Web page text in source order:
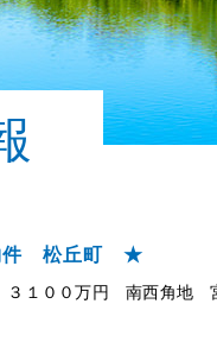
松丘町 ★
１００万円 南西角地